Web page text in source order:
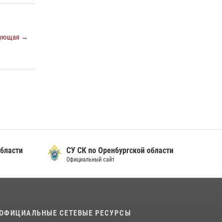
→
СУ СК по Орен6ургской области
Официальный сайт
СЕТЕВЫЕ РЕСУРСЫ